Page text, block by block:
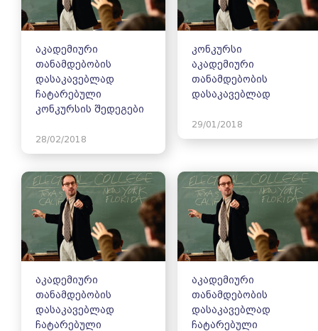
აკადემიური
თანამდებობის
დასაკავებლად
ჩატარებული
კონკურსის შედეგები
28/02/2018
კონკურსი
აკადემიური
თანამდებობის
დასაკავებლად
29/01/2018
აკადემიური
თანამდებობის
დასაკავებლად
ჩატარებული
აკადემიური
თანამდებობის
დასაკავებლად
ჩატარებული